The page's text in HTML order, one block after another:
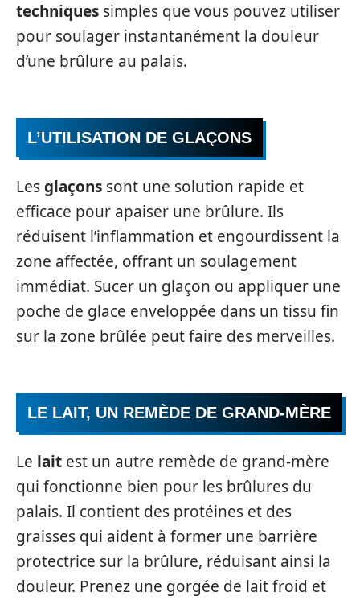
techniques simples que vous pouvez utiliser
pour soulager instantanément la douleur
d’une brûlure au palais.
L’UTILISATION DE GLAÇONS
Lesglaçons sont une solution rapide et
efficace pour apaiser une brûlure. Ils
réduisent l’inflammation et engourdissent la
zone affectée, offrant un soulagement
immédiat. Sucer un glaçon ou appliquer une
poche de glace enveloppée dans un tissu fin
sur la zone brûlée peut faire des merveilles.
LE LAIT, UN REMÈDE DE GRAND-MÈRE
Le lait est un autre remède de grand-mère
qui fonctionne bien pour les brûlures du
palais. Il contient des protéines et des
graisses qui aident à former une barrière
protectrice sur la brûlure, réduisant ainsi la
douleur. Prenez une gorgée de lait froid et